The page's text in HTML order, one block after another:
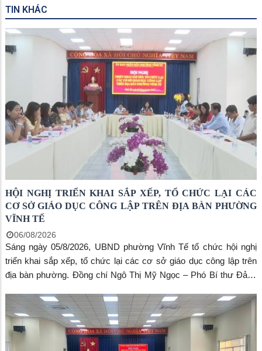
TIN KHÁC
HỘI NGHỊ TRIỂN KHAI SẮP XẾP, TỔ CHỨC LẠI CÁC
CƠ SỞ GIÁO DỤC CÔNG LẬP TRÊN ĐỊA BÀN PHƯỜNG
VĨNH TẾ
06/08/2026
Sáng ngày 05/8/2026, UBND phường Vĩnh Tế tổ chức hội nghị
triển khai sắp xếp, tổ chức lại các cơ sở giáo dục công lập trên
địa bàn phường. Đồng chí Ngô Thị Mỹ Ngọc – Phó Bí thư Đảng
chí Huỳnh Hương Huyền – Phó Chủ tịch UBND phường. Tham
dự hội nghị có hiệu trưởng, phó hiệu trưởng và kế toán các
trường học trên địa bàn.